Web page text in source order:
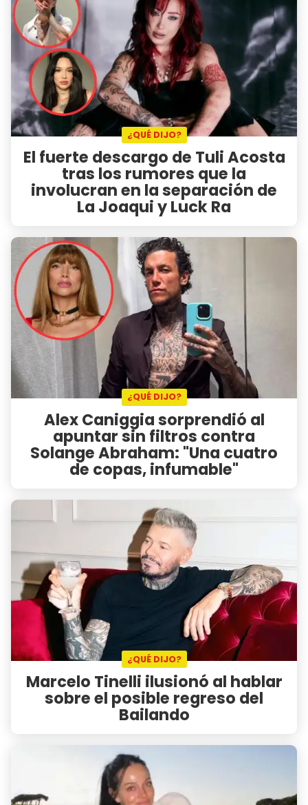
¿QUÉ DIJO?
El fuerte descargo de Tuli Acosta
tras los rumores que la
involucran en la separación de
La Joaqui y Luck Ra
¿QUÉ DIJO?
Alex Caniggia sorprendió al
apuntar sin filtros contra
Solange Abraham: "Una cuatro
de copas, infumable"
¿QUÉ DIJO?
Marcelo Tinelli ilusionó al hablar
sobre el posible regreso del
Bailando